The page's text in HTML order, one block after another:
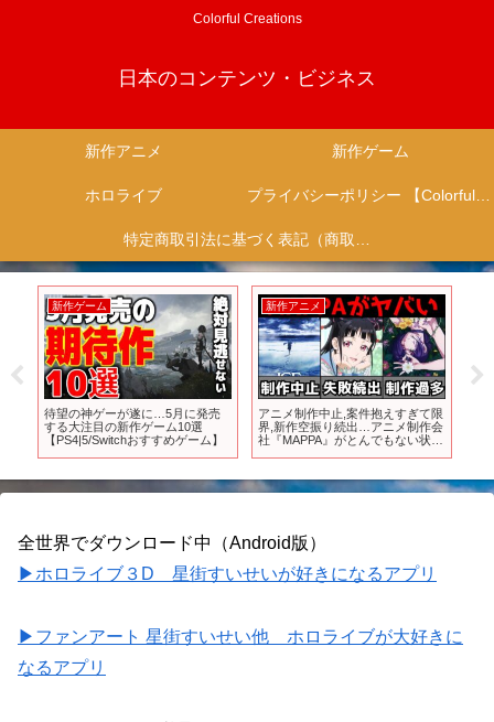
Colorful Creations
日本のコンテンツ・ビジネス
新作アニメ 新作ゲーム
ホロライブ プライバシーポリシー 【Colorful Creation】
特定商取引法に基づく表記（商取引に関する開示）
新作ゲーム
待望の神ゲーが遂に…5月に発売
する大注目の新作ゲーム10選
【PS4|5/Switchおすすめゲーム】
新作アニメ
アニメ制作中止,案件抱えすぎて限
界,新作空振り続出…アニメ制作会
社『MAPPA』がとんでもない状態
マン、呪術廻戦、とんスキ】
全世界でダウンロード中（Android版）
▶ホロライブ３D 星街すいせいが好きになるアプリ
▶ファンアート 星街すいせい他 ホロライブが大好きに
なるアプリ